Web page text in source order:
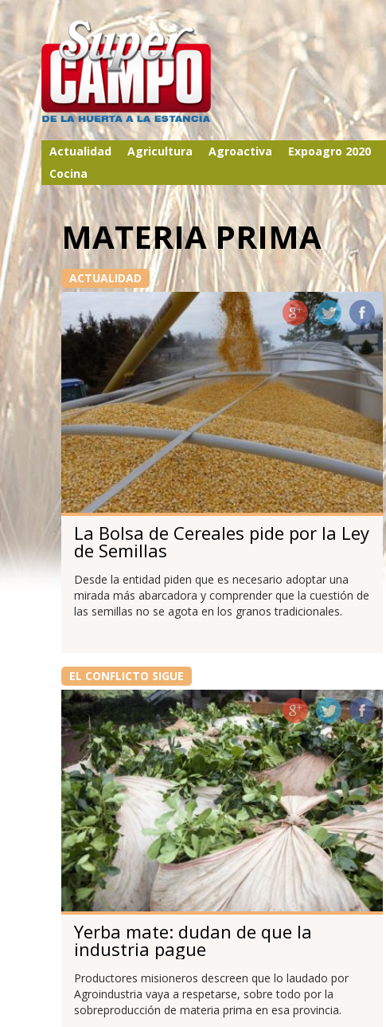
Actualidad Agricultura Agroactiva Expoagro 2020
Cocina
MATERIA PRIMA
ACTUALIDAD
La Bolsa de Cereales pide por la Ley
de Semillas
Desde la entidad piden que es necesario adoptar una
mirada más abarcadora y comprender que la cuestión de
las semillas no se agota en los granos tradicionales.
EL CONFLICTO SIGUE
Yerba mate: dudan de que la
industria pague
Productores misioneros descreen que lo laudado por
Agroindustria vaya a respetarse, sobre todo por la
sobreproducción de materia prima en esa provincia.